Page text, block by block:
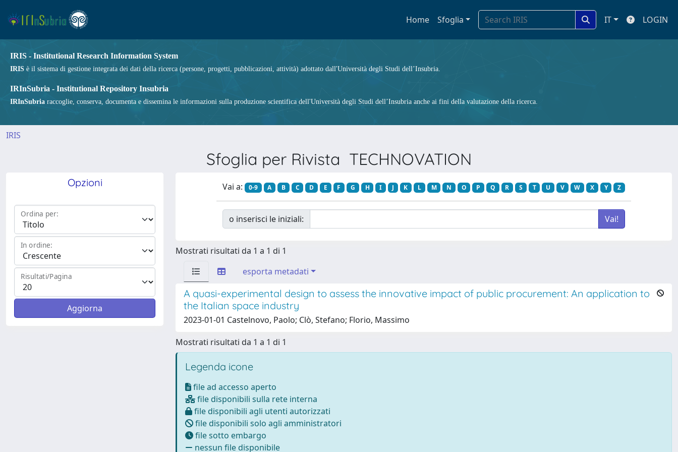
Home Sfoglia IT LOGIN
IRIS - Institutional Research Information System
IRIS è il sistema di gestione integrata dei dati della ricerca (persone, progetti, pubblicazioni, attività) adottato dall'Università degli Studi dell’Insubria.
IRInSubria - Institutional Repository Insubria
IRInSubria raccoglie, conserva, documenta e dissemina le informazioni sulla produzione scientifica dell'Università degli Studi dell’Insubria anche ai fini della valutazione della ricerca.
IRIS
Sfoglia per Rivista TECHNOVATION
Opzioni
Ordina per:
In ordine:
Risultati/Pagina
Vai a: 0-9 A B C D E F G H I J K L M N O P Q R S T U V W X Y Z
o inserisci le iniziali:
Mostrati risultati da 1 a 1 di 1
esporta metadati
A quasi-experimental design to assess the innovative impact of public procurement: An application to
the Italian space industry
2023-01-01 Castelnovo, Paolo; Clò, Stefano; Florio, Massimo
Mostrati risultati da 1 a 1 di 1
Legenda icone
file ad accesso aperto
file disponibili sulla rete interna
file disponibili agli utenti autorizzati
file disponibili solo agli amministratori
file sotto embargo
nessun file disponibile